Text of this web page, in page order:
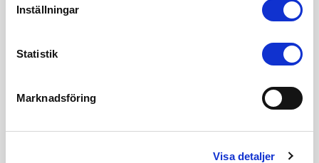
Inställningar
Statistik
Marknadsföring
Visa detaljer
Tidigare inlägg